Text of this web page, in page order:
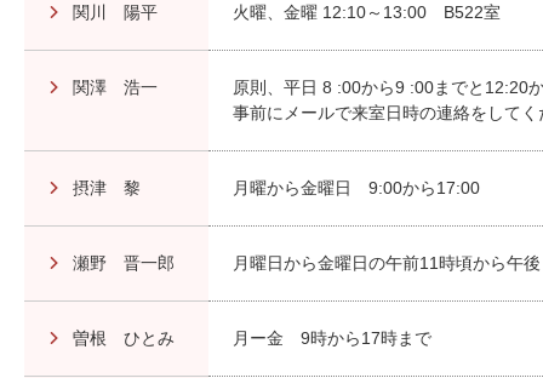
関川 陽平 火曜、金曜 12:10～13:00 B522室
関澤 浩一
原則、平日 8 :00から9 :00までと
事前にメールで来室日時の連絡をしてく
摂津 黎 月曜から金曜日 9:00から17:00
瀬野 晋一郎 月曜日から金曜日の午前11時頃から午
曽根 ひとみ 月ー金 9時から17時まで